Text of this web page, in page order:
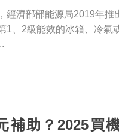
經濟部部能源局2019年推
1、2級能效的冰箱、冷氣
補助？2025買